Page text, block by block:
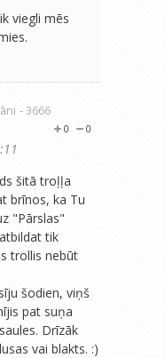
viegli mēs
- 3666
0
0
šitā troļļa
brīnos, ka Tu
"Pārslas"
tik
trollis nebūt
šodien, viņš
pat suņa
Drīzāk
vai blakts. :)